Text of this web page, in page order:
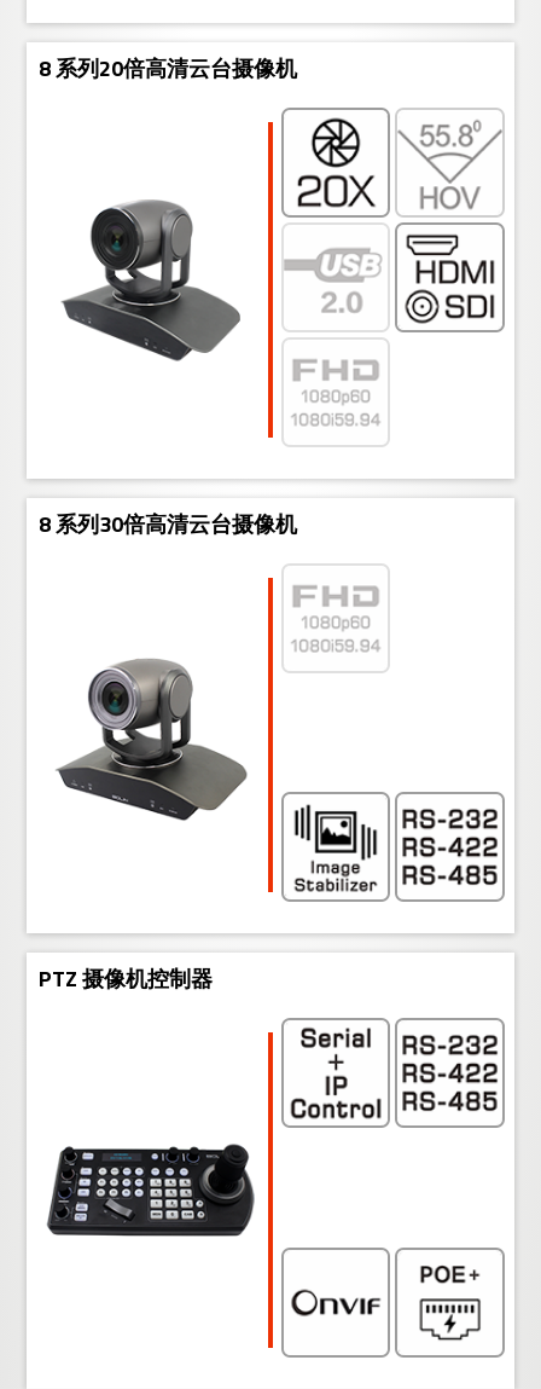
8 系列20倍高清云台摄像机
8 系列30倍高清云台摄像机
PTZ 摄像机控制器